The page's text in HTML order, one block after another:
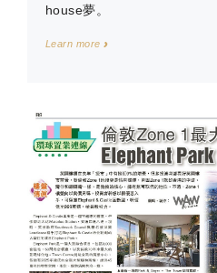
house夢。
Learn more